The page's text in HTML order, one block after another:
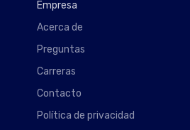
Empresa
Acerca de
Preguntas
Carreras
Contacto
Política de privacidad